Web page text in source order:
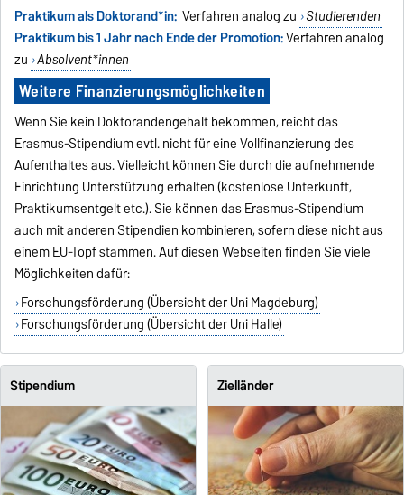
Praktikum als Doktorand*in: Verfahren analog zu Studierenden
Praktikum bis 1 Jahr nach Ende der Promotion:Verfahren analog
zu Absolvent*innen
Weitere Finanzierungsmöglichkeiten
Wenn Sie kein Doktorandengehalt bekommen, reicht das
Erasmus-Stipendium evtl. nicht für eine Vollfinanzierung des
Aufenthaltes aus. Vielleicht können Sie durch die aufnehmende
Einrichtung Unterstützung erhalten (kostenlose Unterkunft,
Praktikumsentgelt etc.). Sie können das Erasmus-Stipendium
auch mit anderen Stipendien kombinieren, sofern diese nicht aus
einem EU-Topf stammen. Auf diesen Webseiten finden Sie viele
Möglichkeiten dafür:
Forschungsförderung (Übersicht der Uni Magdeburg)
Forschungsförderung (Übersicht der Uni Halle)
Stipendium Zielländer